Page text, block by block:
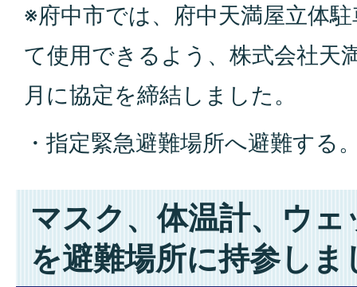
※府中市では、府中天満屋立体
て使用できるよう、株式会社天
月に協定を締結しました。
・指定緊急避難場所へ避難する
マスク、体温計、ウ
を避難場所に持参しま